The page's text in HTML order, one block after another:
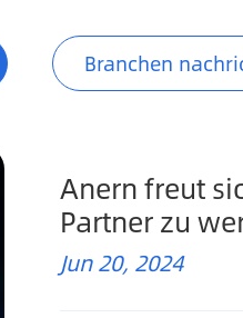
Branchen
Anern freut
Partner zu
Jun 20, 2024